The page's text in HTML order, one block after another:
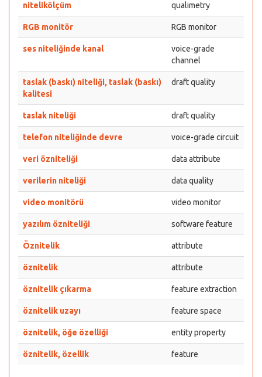
nitelikölçüm qualimetry
RGB monitör RGB monitor
ses niteliğinde kanal
voice-grade
channel
taslak (baskı) niteliği, taslak (baskı)
kalitesi
draft quality
taslak niteliği draft quality
telefon niteliğinde devre voice-grade circuit
veri özniteliği data attribute
verilerin niteliği data quality
video monitörü video monitor
yazılım özniteliği software feature
Öznitelik attribute
öznitelik attribute
öznitelik çıkarma feature extraction
öznitelik uzayı feature space
öznitelik, öğe özelliği entity property
öznitelik, özellik feature